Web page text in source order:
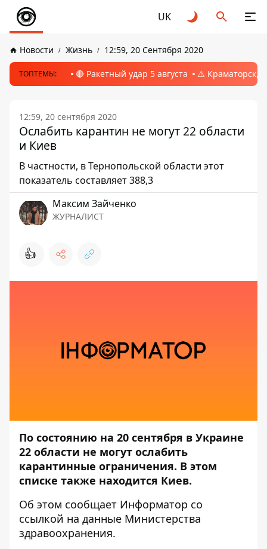
UK
Новости Жизнь 12:59, 20 Сентября 2020
ТОПТЕМЫ: 🔴 Ракетный удар 5 августа ⚠️ Краматорск,
12:59, 20 сентября 2020
Ослабить карантин не могут 22 области
и Киев
В частности, в Тернопольской области этот
показатель составляет 388,3
Максим Зайченко
ЖУРНАЛИСТ
👍
По состоянию на 20 сентября в Украине
22 области не могут ослабить
карантинные ограничения. В этом
списке также находится Киев.
Об этом сообщает Информатор со
ссылкой на данные Министерства
здравоохранения.